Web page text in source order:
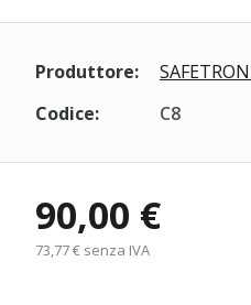
Produttore:
Codice:
C8
90,00 €
73,77 € senza IVA